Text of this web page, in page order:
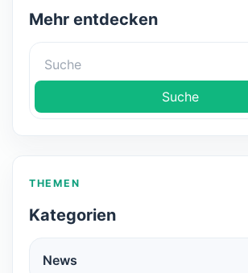
Mehr entdecken
Suche
THEMEN
Kategorien
News